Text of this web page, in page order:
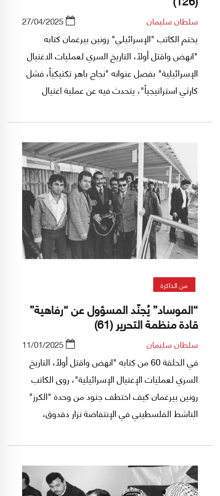
سلطان سليمان 27/04/2025
يختم الكاتب "الإسرائيلي" رونين بيرغمان كتابه
"انهض واقتل أولاً، التاريخ السري لعمليات الاغتيال
الإسرائيلية" بفصل عنوانه "نجاح باهر تكتيكياً، فشل
كارثي استراتيجياً"، يتحدث فيه عن عملية اغتيال
مدينة دبي الإماراتية، ويروي كيف أن العملية التي
نُفذت بسهولة سرعان ما تحولت إلى كارثة مع
انكشاف أمر المنفذين.
من الذاكرة
“الموساد” يُجنّد المسؤول عن “رفاهية”
قادة منظمة التحرير (61)
سلطان سليمان 11/01/2025
في الحلقة 60 من كتابه "انهض واقتل أولاً، التاريخ
السري لعمليات الإغتيال الإسرائيلية"، روى الكاتب
رونين بيرغمان كيف اختطف جنود من وحدة "الكرز"
الناشط الفلسطيني في الإنتفاضة نزار دقدوق،
التلفزيونية الامريكية.